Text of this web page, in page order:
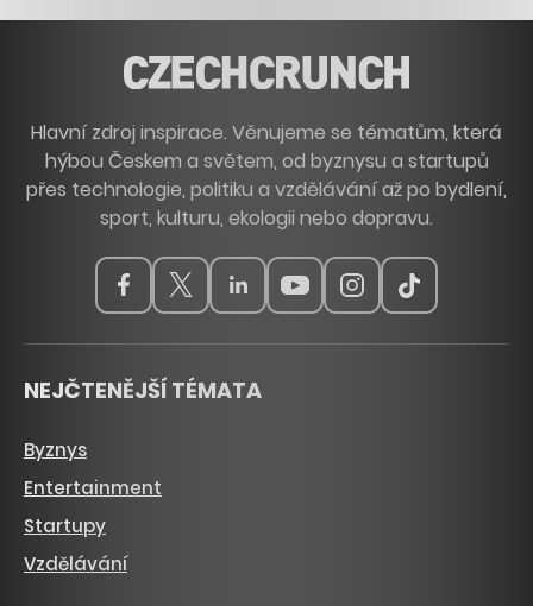
Hlavní zdroj inspirace. Věnujeme se tématům, která
hýbou Českem a světem, od byznysu a startupů
přes technologie, politiku a vzdělávání až po bydlení,
sport, kulturu, ekologii nebo dopravu.
NEJČTENĚJŠÍ TÉMATA
Byznys
Entertainment
Startupy
Vzdělávání